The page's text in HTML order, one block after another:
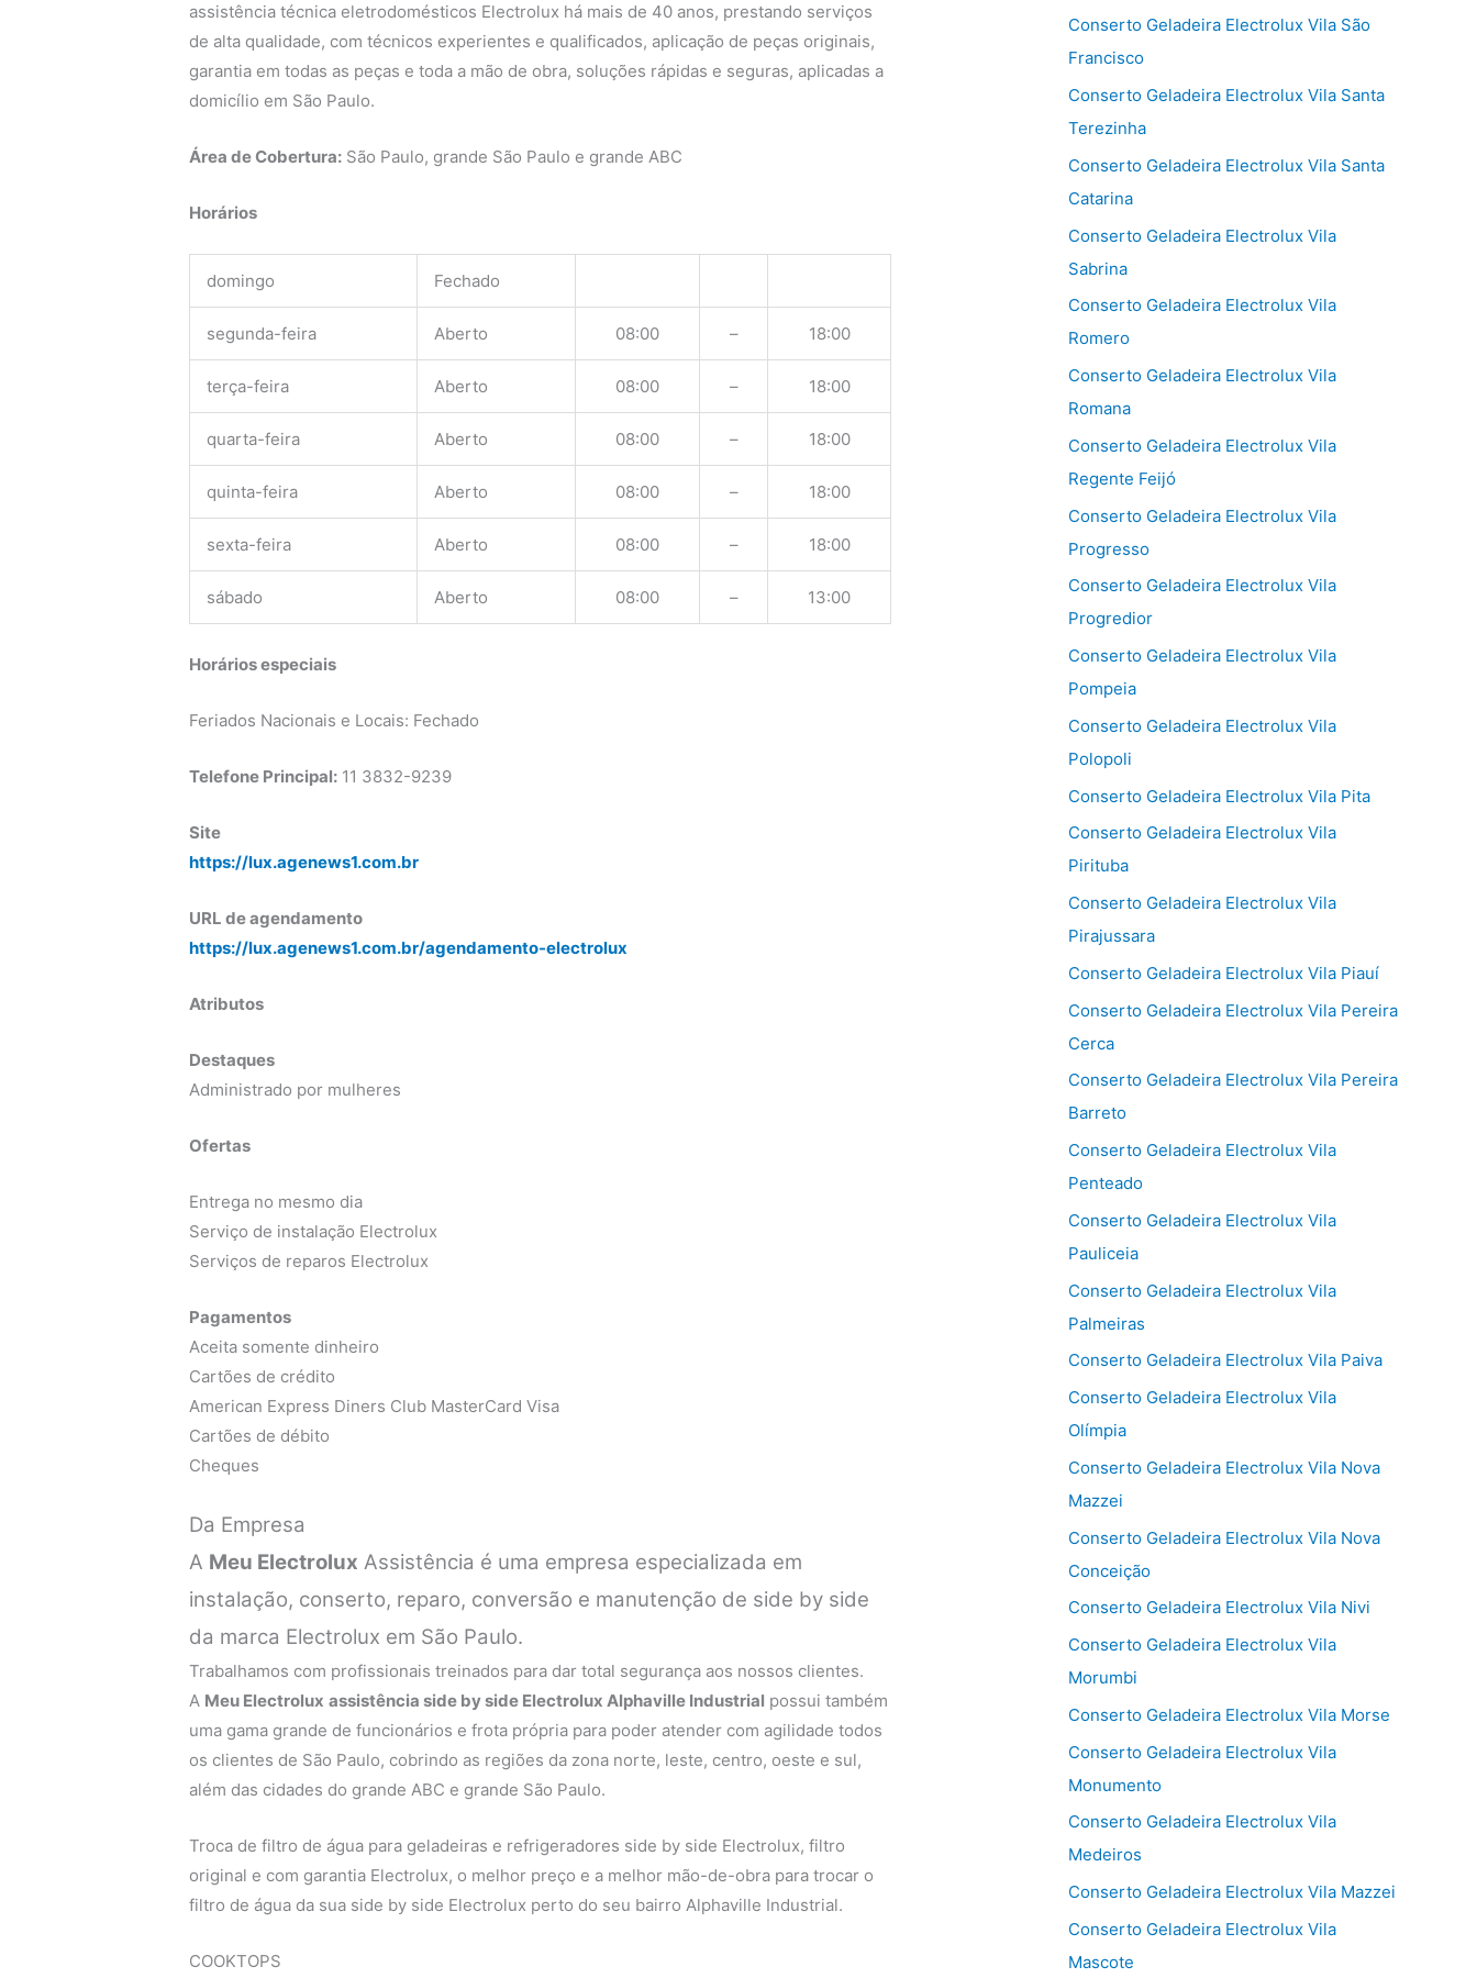
assistência técnica eletrodomésticos Electrolux há mais de 40 anos, prestando serviços
de alta qualidade, com técnicos experientes e qualificados, aplicação de peças originais,
garantia em todas as peças e toda a mão de obra, soluções rápidas e seguras, aplicadas a
domicílio em São Paulo.
Área de Cobertura: São Paulo, grande São Paulo e grande ABC
Horários
domingo Fechado
segunda-feira Aberto 08:00 – 18:00
terça-feira Aberto 08:00 – 18:00
quarta-feira Aberto 08:00 – 18:00
quinta-feira Aberto 08:00 – 18:00
sexta-feira Aberto 08:00 – 18:00
sábado Aberto 08:00 – 13:00
Horários especiais
Feriados Nacionais e Locais: Fechado
Telefone Principal: 11 3832-9239
Site
https://lux.agenews1.com.br
URL de agendamento
https://lux.agenews1.com.br/agendamento-electrolux
Atributos
Destaques
Administrado por mulheres
Ofertas
Entrega no mesmo dia
Serviço de instalação Electrolux
Serviços de reparos Electrolux
Pagamentos
Aceita somente dinheiro
Cartões de crédito
American Express Diners Club MasterCard Visa
Cartões de débito
Cheques
Da Empresa
A Meu Electrolux Assistência é uma empresa especializada em
instalação, conserto, reparo, conversão e manutenção de side by side
da marca Electrolux em São Paulo.
Trabalhamos com profissionais treinados para dar total segurança aos nossos clientes.
A Meu Electrolux assistência side by side Electrolux Alphaville Industrial possui também
uma gama grande de funcionários e frota própria para poder atender com agilidade todos
os clientes de São Paulo, cobrindo as regiões da zona norte, leste, centro, oeste e sul,
além das cidades do grande ABC e grande São Paulo.
Troca de filtro de água para geladeiras e refrigeradores side by side Electrolux, filtro
original e com garantia Electrolux, o melhor preço e a melhor mão-de-obra para trocar o
filtro de água da sua side by side Electrolux perto do seu bairro Alphaville Industrial.
COOKTOPS
Conserto Geladeira Electrolux Vila São
Francisco
Conserto Geladeira Electrolux Vila Santa
Terezinha
Conserto Geladeira Electrolux Vila Santa
Catarina
Conserto Geladeira Electrolux Vila
Sabrina
Conserto Geladeira Electrolux Vila
Romero
Conserto Geladeira Electrolux Vila
Romana
Conserto Geladeira Electrolux Vila
Regente Feijó
Conserto Geladeira Electrolux Vila
Progresso
Conserto Geladeira Electrolux Vila
Progredior
Conserto Geladeira Electrolux Vila
Pompeia
Conserto Geladeira Electrolux Vila
Polopoli
Conserto Geladeira Electrolux Vila Pita
Conserto Geladeira Electrolux Vila
Pirituba
Conserto Geladeira Electrolux Vila
Pirajussara
Conserto Geladeira Electrolux Vila Piauí
Conserto Geladeira Electrolux Vila Pereira
Cerca
Conserto Geladeira Electrolux Vila Pereira
Barreto
Conserto Geladeira Electrolux Vila
Penteado
Conserto Geladeira Electrolux Vila
Pauliceia
Conserto Geladeira Electrolux Vila
Palmeiras
Conserto Geladeira Electrolux Vila Paiva
Conserto Geladeira Electrolux Vila
Olímpia
Conserto Geladeira Electrolux Vila Nova
Mazzei
Conserto Geladeira Electrolux Vila Nova
Conceição
Conserto Geladeira Electrolux Vila Nivi
Conserto Geladeira Electrolux Vila
Morumbi
Conserto Geladeira Electrolux Vila Morse
Conserto Geladeira Electrolux Vila
Monumento
Conserto Geladeira Electrolux Vila
Medeiros
Conserto Geladeira Electrolux Vila Mazzei
Conserto Geladeira Electrolux Vila
Mascote